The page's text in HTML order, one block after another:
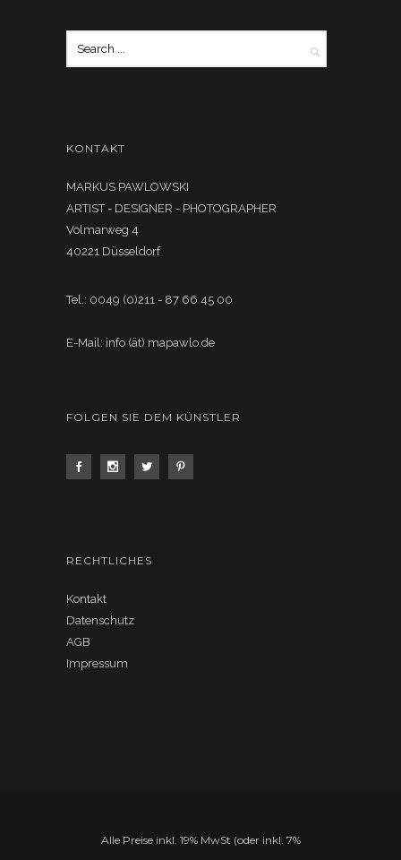
KONTAKT
MARKUS PAWLOWSKI
ARTIST - DESIGNER - PHOTOGRAPHER
Volmarweg 4
40221 Düsseldorf
Tel.: 0049 (0)211 - 87 66 45 00
E-Mail: info (ät) mapawlo.de
FOLGEN SIE DEM KÜNSTLER
RECHTLICHES
Kontakt
Datenschutz
AGB
Impressum
Alle Preise inkl. 19% MwSt (oder inkl. 7%